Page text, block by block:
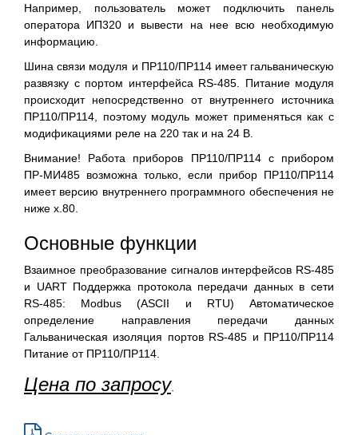
Например, пользователь может подключить панель
оператора ИП320 и вывести на нее всю необходимую
информацию.
Шина связи модуля и ПР110/ПР114 имеет гальваническую
развязку с портом интерфейса RS-485. Питание модуля
происходит непосредственно от внутреннего источника
ПР110/ПР114, поэтому модуль может применяться как с
модификациями реле на 220 так и на 24 В.
Внимание! Работа приборов ПР110/ПР114 с прибором
ПР-МИ485 возможна только, если прибор ПР110/ПР114
имеет версию внутреннего программного обеспечения не
ниже х.80.
Основные функции
Взаимное преобразование сигналов интерфейсов RS-485
и UART Поддержка протокола передачи данных в сети
RS-485: Modbus (ASCII и RTU) Автоматическое
определение направления передачи данных
Гальваническая изоляция портов RS-485 и ПР110/ПР114
Питание от ПР110/ПР114.
Цена по запросу